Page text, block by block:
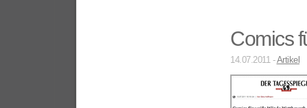
Comics
14.07.2011 -Artikel